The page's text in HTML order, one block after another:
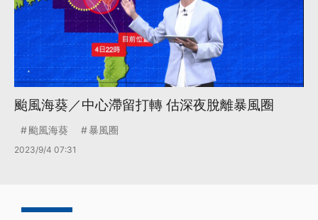
颱風海葵／中心滯留打轉 估深夜脫離暴風圈
颱風海葵 暴風圈
2023/9/4 07:31